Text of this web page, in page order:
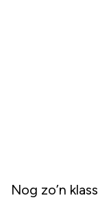
Nog zo’n